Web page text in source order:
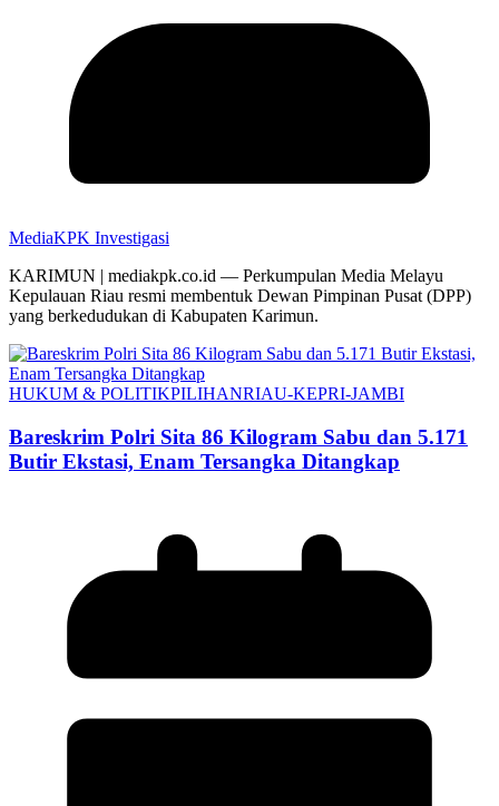
MediaKPK Investigasi
KARIMUN | mediakpk.co.id — Perkumpulan Media Melayu
Kepulauan Riau resmi membentuk Dewan Pimpinan Pusat (DPP)
yang berkedudukan di Kabupaten Karimun.
HUKUM & POLITIKPILIHANRIAU-KEPRI-JAMBI
Bareskrim Polri Sita 86 Kilogram Sabu dan 5.171
Butir Ekstasi, Enam Tersangka Ditangkap